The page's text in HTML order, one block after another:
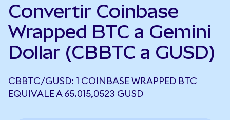
Convertir Coinbase
Wrapped BTC a Gemini
Dollar (CBBTC a GUSD)
CBBTC/GUSD: 1 COINBASE WRAPPED BTC
EQUIVALE A 65.015,0523 GUSD